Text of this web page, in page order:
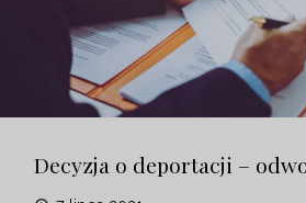
Decyzja o deportacji –